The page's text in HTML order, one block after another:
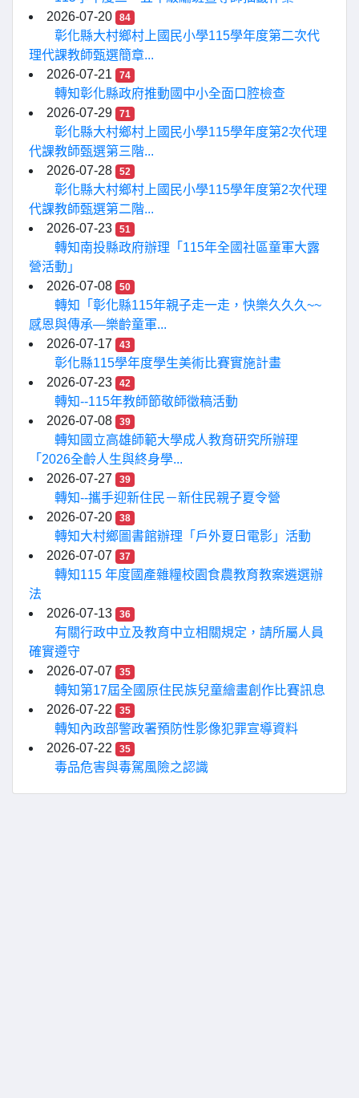
2026-07-20
84
彰化縣大村鄉村上國民小學115學年度第二次代
理代課教師甄選簡章...
2026-07-21
74
轉知彰化縣政府推動國中小全面口腔檢查
2026-07-29
71
彰化縣大村鄉村上國民小學115學年度第2次代理
代課教師甄選第三階...
2026-07-28
52
彰化縣大村鄉村上國民小學115學年度第2次代理
代課教師甄選第二階...
2026-07-23
51
轉知南投縣政府辦理「115年全國社區童軍大露
營活動」
2026-07-08
50
轉知「彰化縣115年親子走一走，快樂久久久~~
感恩與傳承—樂齡童軍...
2026-07-17
43
彰化縣115學年度學生美術比賽實施計畫
2026-07-23
42
轉知--115年教師節敬師徵稿活動
2026-07-08
39
轉知國立高雄師範大學成人教育研究所辦理
「2026全齡人生與終身學...
2026-07-27
39
轉知--攜手迎新住民－新住民親子夏令營
2026-07-20
38
轉知大村鄉圖書館辦理「戶外夏日電影」活動
2026-07-07
37
轉知115 年度國產雜糧校園食農教育教案遴選辦
法
2026-07-13
36
有關行政中立及教育中立相關規定，請所屬人員
確實遵守
2026-07-07
35
轉知第17屆全國原住民族兒童繪畫創作比賽訊息
2026-07-22
35
轉知內政部警政署預防性影像犯罪宣導資料
2026-07-22
35
毒品危害與毒駕風險之認識